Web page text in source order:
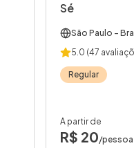
Sé
São Paulo -
5.0 (47
Regular
A partir de
R$ 20/pessoa